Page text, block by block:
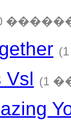
Vsl (1